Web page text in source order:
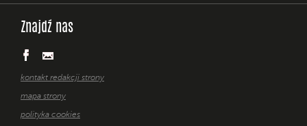
Znajdź nas
kontakt redakcji strony
mapa strony
polityka cookies